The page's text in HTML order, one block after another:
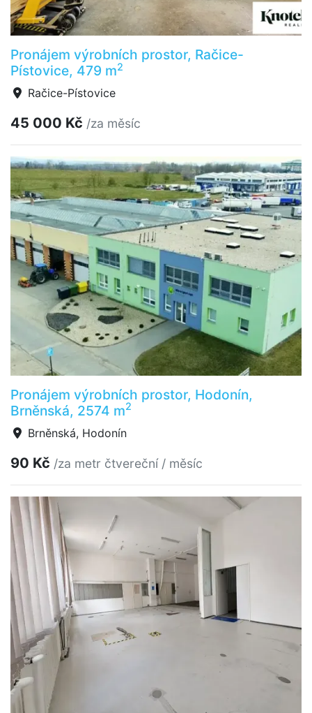
Pronájem výrobních prostor, Račice-
Pístovice, 479 m2
Račice-Pístovice
45 000 Kč /za měsíc
Pronájem výrobních prostor, Hodonín,
Brněnská, 2574 m2
Brněnská, Hodonín
90 Kč /za metr čtvereční / měsíc